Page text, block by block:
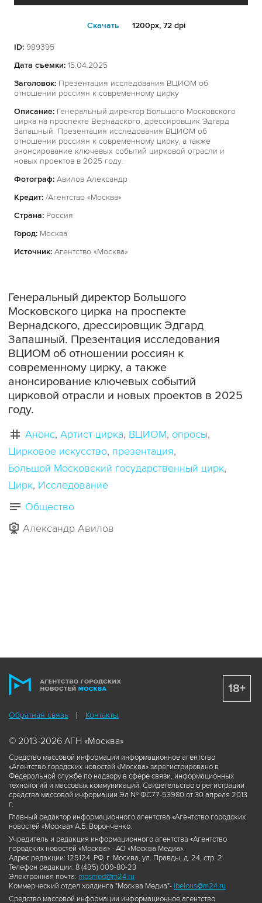
Cкачать 1200px, 72 dpi
ID: 989395
Дата съемки: 15.04.2025
Заголовок: Презентация исследования ВЦИОМ об
отношении россиян к современному цирку
Описание: Генеральный директор Большого Московского
цирка на проспекте Вернадского, дрессировщик Эдгард
Запашный. Презентация исследования ВЦИОМ об
отношении россиян к современному цирку, а также
анонсирование ключевых событий цирковой отрасли и
новых проектов в 2025 году.
Фотограф: Авилов Александр
Кредит: /Агентство «Москва»
Страна: Россия
Город: Москва
Источник: Агентство «Москва»
Генеральный директор Большого
Московского цирка на проспекте
Вернадского, дрессировщик Эдгард
Запашный. Презентация исследования
ВЦИОМ об отношении россиян к
современному цирку, а также
анонсирование ключевых событий
цирковой отрасли и новых проектов в 2025
году.
Анонс Артист цирка ВЦИОМ опросы
Цирковое искусство презентация
Большой Московский государственный цирк
Цирк Исследование
Общество
Александр Авилов
Обратная связь Контакты
© 2013-2026 АГН «Москва»
Средство массовой информации информационное агентство
«Агентство городских новостей «Москва» зарегистрировано в
Федеральной службе по надзору в сфере связи, информационных
технологий и массовых коммуникаций. Свидетельство о регистрации
средства массовой информации Эл № ФС77-53980 от 30 апреля 2013
г.
Главный редактор информационного агентства «Агентство городских
новостей «Москва» А.Б. Воронченко.
Учредитель и редакция информационного агентства «Агентство
городских новостей «Москва» - АО «Москва Медиа».
Адрес редакции: 125124, РФ, г. Москва, ул. Правды, д. 24, стр. 2
Телефон редакции: 8 (495) 009-80-23
Электронная почта: mosmed@m24.ru
Коммерческий отдел холдинга "Москва Медиа"- ibelous@m24.ru
Средство массовой информации информационное агентство
18+